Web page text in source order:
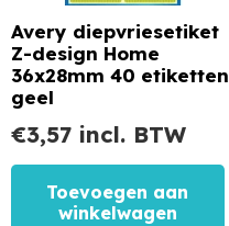
Avery diepvriesetiket
Z-design Home
36x28mm 40 etiketten
geel
€3,57 incl. BTW
Toevoegen aan
winkelwagen